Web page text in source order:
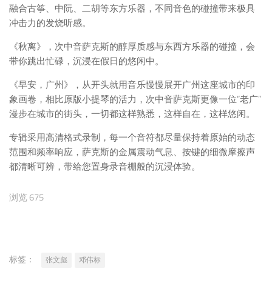
融合古筝、中阮、二胡等东方乐器，不同音色的碰撞带来极具
冲击力的发烧听感。
《秋离》，次中音萨克斯的醇厚质感与东西方乐器的碰撞，会
带你跳出忙碌，沉浸在假日的悠闲中。
《早安，广州》，从开头就用音乐慢慢展开广州这座城市的印
象画卷，相比原版小提琴的活力，次中音萨克斯更像一位“老广”
漫步在城市的街头，一切都这样熟悉，这样自在，这样悠闲。
专辑采用高清格式录制，每一个音符都尽量保持着原始的动态
范围和频率响应，萨克斯的金属震动气息、按键的细微摩擦声
都清晰可辨，带给您置身录音棚般的沉浸体验。
浏览 675
标签： 张文彪 邓伟标